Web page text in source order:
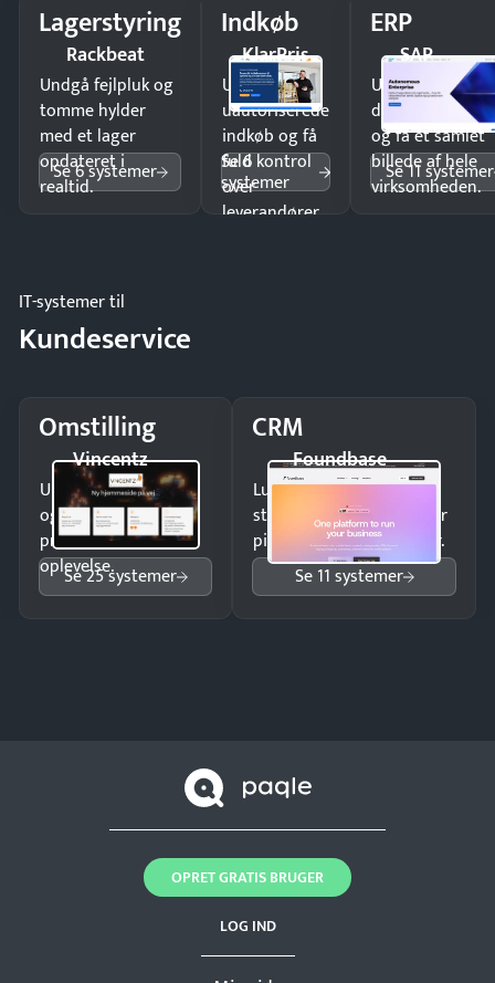
Lagerstyring
Rackbeat
Undgå fejlpluk og
tomme hylder
med et lager
opdateret i
realtid.
Se 6 systemer
Indkøb
KlarPris
Undgå
uautoriserede
indkøb og få
fuld kontrol
over
leverandører
Se 6
systemer
ERP
SAP
Undgå
og få ét samlet
billede af hele
virksomheden.
Se 11 systemer
IT-systemer til
Kundeservice
Omstilling
Vincentz
Undgå tabte opkald
og giv kunderne en
professionel
oplevelse.
Se 25 systemer
CRM
Foundbase
Luk flere salg med et
struktureret overblik over
pipeline og opfølgninger.
Se 11 systemer
LOG IND
OPRET GRATIS BRUGER